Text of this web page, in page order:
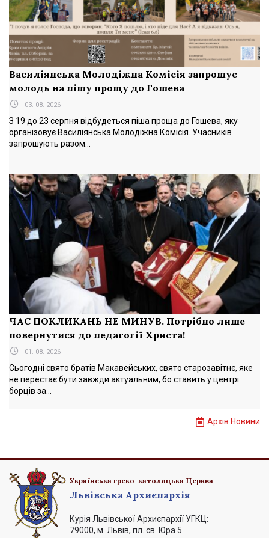
Василіянська Молодіжна Комісія запрошує
молодь на пішу прощу до Гошева
03. 08. 2026
З 19 до 23 серпня відбудеться піша проща до Гошева, яку
організовує Василіянська Молодіжна Комісія. Учасників
запрошують разом...
ЧАС ПОКЛИКАНЬ НЕ МИНУВ. Потрібно лише
повернутися до педагогії Христа!
01. 08. 2026
Сьогодні свято братів Макавейських, свято старозавітнє, яке
не перестає бути завжди актуальним, бо ставить у центрі
борців за...
Архів Новини
Українська греко-католицька Церква
Львівська Архиєпархія
Курія Львівської Архиєпархії УГКЦ:
79000, м. Львів, пл. св. Юра 5.